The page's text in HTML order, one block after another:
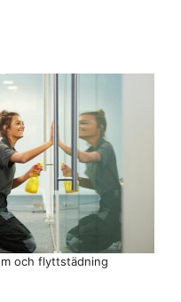
och flyttstädning